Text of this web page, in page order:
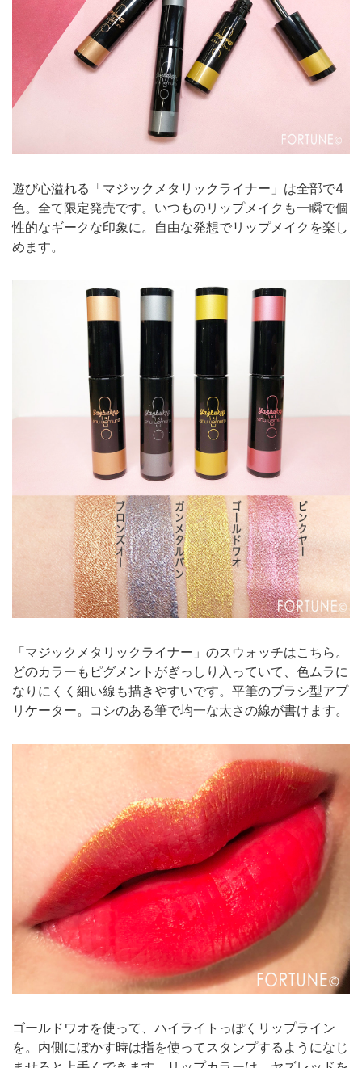
遊び心溢れる「マジックメタリックライナー」は全部で4
色。全て限定発売です。いつものリップメイクも一瞬で個
性的なギークな印象に。自由な発想でリップメイクを楽し
めます。
「マジックメタリックライナー」のスウォッチはこちら。
どのカラーもピグメントがぎっしり入っていて、色ムラに
なりにくく細い線も描きやすいです。平筆のブラシ型アプ
リケーター。コシのある筆で均一な太さの線が書けます。
ゴールドワオを使って、ハイライトっぽくリップライン
を。内側にぼかす時は指を使ってスタンプするようになじ